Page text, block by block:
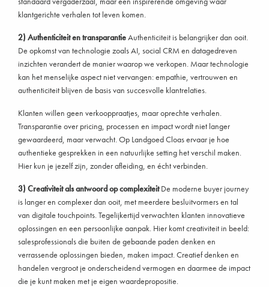
klantgerichte verhalen tot leven komen.
2) Authenticiteit en transparantieAuthenticiteit is belangrijker dan ooit.
De opkomst van technologie zoals AI, social CRM en datagedreven
inzichten verandert de manier waarop we verkopen. Maar technologie
kan het menselijke aspect niet vervangen: empathie, vertrouwen en
authenticiteit blijven de basis van succesvolle klantrelaties.
Klanten willen geen verkooppraatjes, maar oprechte verhalen.
Transparantie over pricing, processen en impact wordt niet langer
gewaardeerd, maar verwacht. Op Landgoed Cloas ervaar je hoe
authentieke gesprekken in een natuurlijke setting het verschil maken.
Hier kun je jezelf zijn, zonder afleiding, en écht verbinden.
3) Creativiteit als antwoord op complexiteitDe moderne buyer journey
is langer en complexer dan ooit, met meerdere besluitvormers en tal
van digitale touchpoints. Tegelijkertijd verwachten klanten innovatieve
oplossingen en een persoonlijke aanpak. Hier komt creativiteit in beeld:
salesprofessionals die buiten de gebaande paden denken en
verrassende oplossingen bieden, maken impact. Creatief denken en
handelen vergroot je onderscheidend vermogen en daarmee de impact
die je kunt maken met je eigen waardepropositie.